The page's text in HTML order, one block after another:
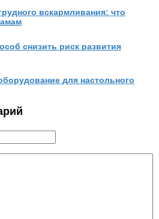
вскармливания: что
снизить риск развития
для настольного